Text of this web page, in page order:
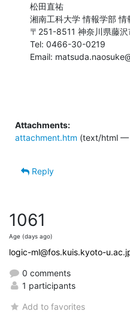
松田直祐
湘南工科大学 情報学部 情
〒251-8511 神奈川県藤
Tel: 0466-30-0219
Email:
Attachments:
attachment.htm (text/html —
Reply
1061
Age (days ago)
logic-ml@fos.kuis.kyoto-
0 comments
1 participants
Add to favorites